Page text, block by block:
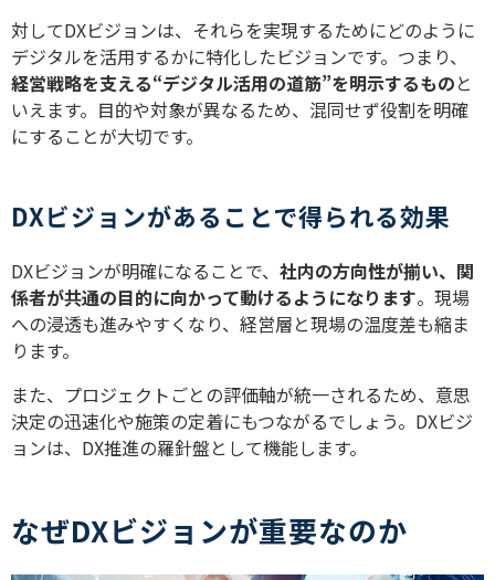
対してDXビジョンは、それらを実現するためにどのように
デジタルを活用するかに特化したビジョンです。つまり、
経営戦略を支える“デジタル活用の道筋”を明示するものと
いえます。目的や対象が異なるため、混同せず役割を明確
にすることが大切です。
DXビジョンがあることで得られる効果
DXビジョンが明確になることで、 社内の方向性が揃い、関
係者が共通の目的に向かって動けるようになります。現場
への浸透も進みやすくなり、経営層と現場の温度差も縮ま
ります。
また、プロジェクトごとの評価軸が統一されるため、意思
決定の迅速化や施策の定着にもつながるでしょう。DXビジ
ョンは、DX推進の羅針盤として機能します。
なぜDXビジョンが重要なのか